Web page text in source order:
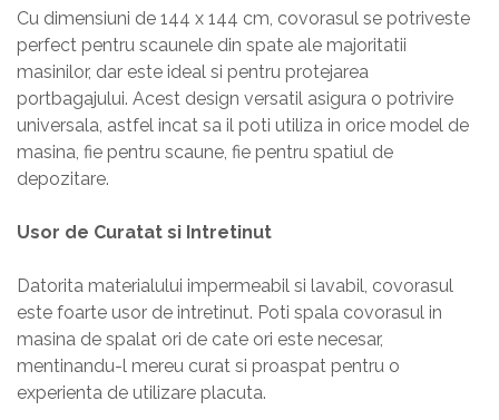
Cu dimensiuni de 144 x 144 cm, covorasul se potriveste
perfect pentru scaunele din spate ale majoritatii
masinilor, dar este ideal si pentru protejarea
portbagajului. Acest design versatil asigura o potrivire
universala, astfel incat sa il poti utiliza in orice model de
masina, fie pentru scaune, fie pentru spatiul de
depozitare.
Usor de Curatat si Intretinut
Datorita materialului impermeabil si lavabil, covorasul
este foarte usor de intretinut. Poti spala covorasul in
masina de spalat ori de cate ori este necesar,
mentinandu-l mereu curat si proaspat pentru o
experienta de utilizare placuta.